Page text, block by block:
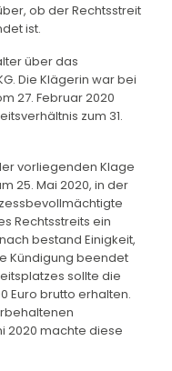
ob der Rechtsstreit
ist.
über das
Die Klägerin war bei
27. Februar 2020
zum 31.
vorliegenden Klage
25. Mai 2020, in der
Rechtsstreits ein
bestand Einigkeit,
Kündigung beendet
sollte die
Euro brutto erhalten.
2020 machte diese